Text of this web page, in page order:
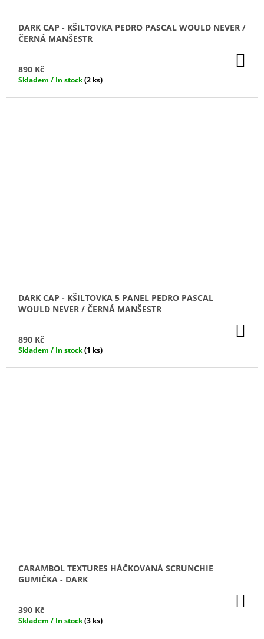
DARK CAP - KŠILTOVKA PEDRO PASCAL WOULD NEVER /
ČERNÁ MANŠESTR
890 Kč
Skladem / In stock(2 ks)
DARK CAP - KŠILTOVKA 5 PANEL PEDRO PASCAL
WOULD NEVER / ČERNÁ MANŠESTR
890 Kč
Skladem / In stock(1 ks)
CARAMBOL TEXTURES HÁČKOVANÁ SCRUNCHIE
GUMIČKA - DARK
390 Kč
Skladem / In stock(3 ks)